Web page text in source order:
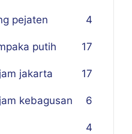
pejaten 4
putih 17
jakarta 17
kebagusan 6
4